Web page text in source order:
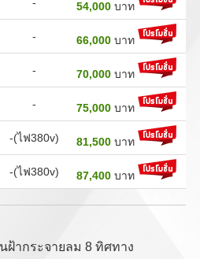
54,000 บาท
- 66,000 บาท
- 70,000 บาท
- 75,000 บาท
-(ไฟ380v) 81,500 บาท
-(ไฟ380v) 87,400 บาท
ฝ้ากระจายลม 8 ทิศทาง